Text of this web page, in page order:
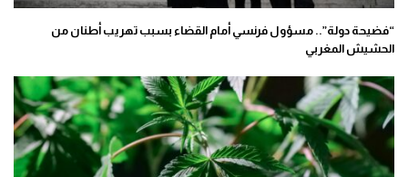
“فضيحة دولة”.. مسؤول فرنسي أمام القضاء بسبب تهريب أطنان من
الحشيش المغربي